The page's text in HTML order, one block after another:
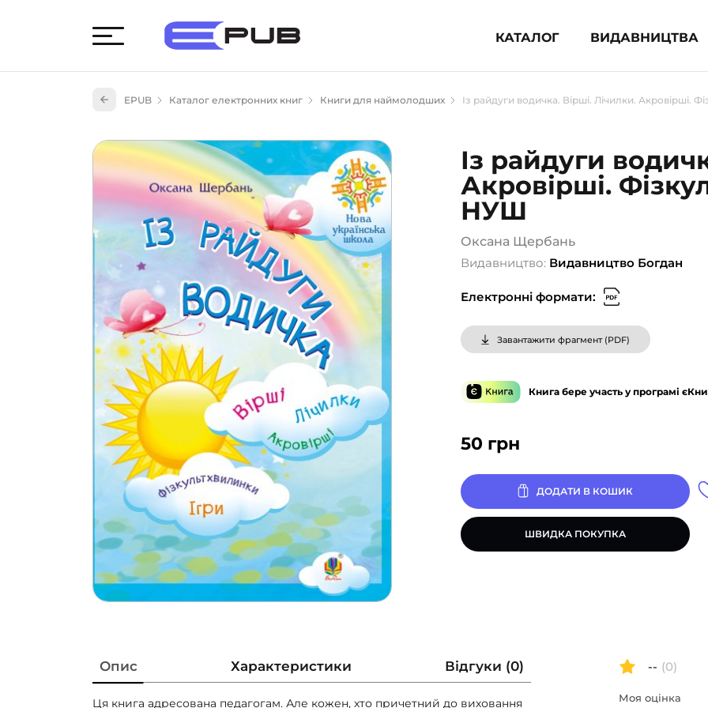
КАТАЛОГ ВИДАВНИЦТВА
Художня література (1854)
Книги для підлітків (240)
Науково-популярна література (1015)
Навчальна література та посібники
(527)
Енциклопедії, довідники, словники
(55)
Подарункові сертифікати (1)
EPUB Каталог електронних книг Книги для наймолодших Із райдуги водичка. Вірші. Лічилки. Акровірші.
Із райдуги
Акровірші.
НУШ
Оксана Щербань
Видавництво: Видавництво Богдан
Електронні формати:
50 грн
Завантажити фрагмент (PDF)
Книга бере участь у програмі
ДОДАТИ В КОШИК
ШВИДКА ПОКУПКА
Опис Характеристики Відгуки (0)
Ця книга адресована педагогам. Але кожен, хто причетний до виховання
-- (0)
Моя оцінка